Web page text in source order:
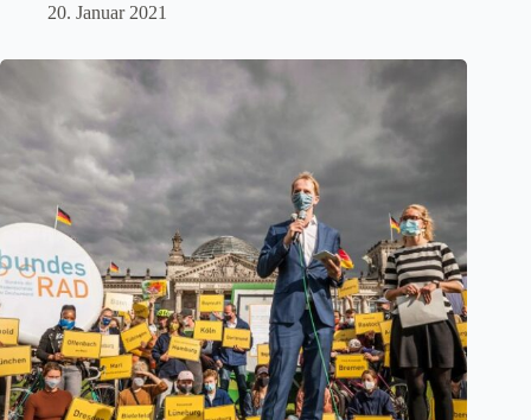
20. Januar 2021